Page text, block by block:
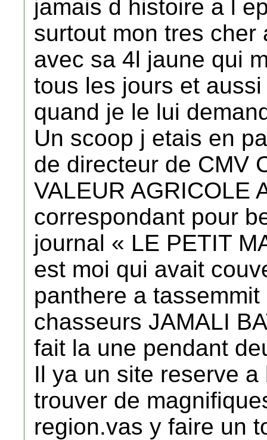
jamais d histoire a l
surtout mon tres cher
avec sa 4l jaune qui
tous les jours et
quand je le lui
Un scoop j etais en
de directeur de CMV
VALEUR AGRICOLE
correspondant pour
journal « LE PETIT
est moi qui avait
panthere a
chasseurs JAMALI
fait la une pendant
Il ya un site reserve
trouver de
region.vas y faire un